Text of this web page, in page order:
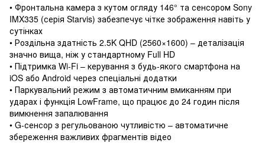
• Фронтальна камера з кутом огляду 146° та сенсором Sony
IMX335 (серія Starvis) забезпечує чітке зображення навіть у
сутінках
• Роздільна здатність 2.5K QHD (2560×1600) – деталізація
значно вища, ніж у стандартному Full HD
• Підтримка Wi-Fi – керування з будь-якого смартфона на
iOS або Android через спеціальні додатки
• Паркувальний режим з автоматичним вмиканням при
ударах і функція LowFrame, що працює до 24 годин після
вимкнення запалювання
• G-сенсор з регульованою чутливістю – автоматичне
збереження важливих фрагментів відео